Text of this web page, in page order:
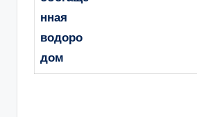
нная
водоро
дом